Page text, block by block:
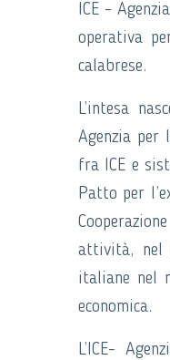
ICE –
operativa
calabrese.
L’intesa
Agenzia per
fra ICE e
Patto per
attività, nel
italiane nel
economica.
L’ICE-